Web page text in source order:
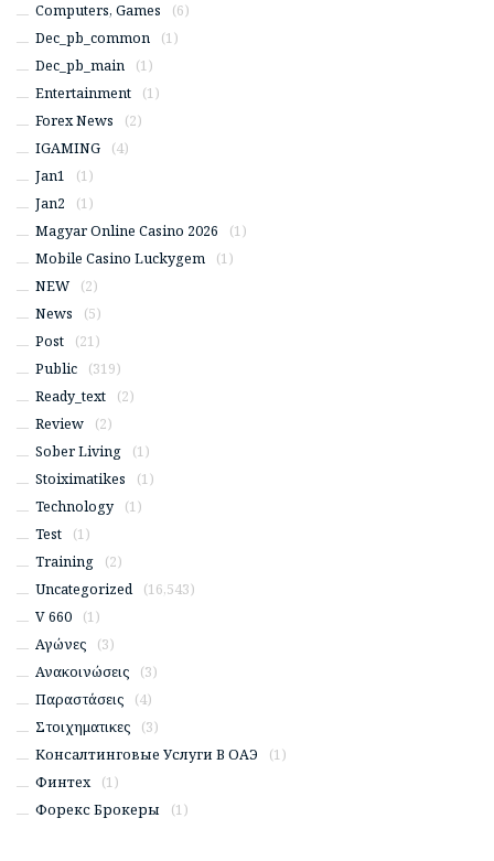
Computers, Games
(6)
Dec_pb_common
(1)
Dec_pb_main
(1)
Entertainment
(1)
Forex News
(2)
IGAMING
(4)
Jan1
(1)
Jan2
(1)
Magyar Online Casino 2026
(1)
Mobile Casino Luckygem
(1)
NEW
(2)
News
(5)
Post
(21)
Public
(319)
Ready_text
(2)
Review
(2)
Sober Living
(1)
Stoiximatikes
(1)
Technology
(1)
Test
(1)
Training
(2)
Uncategorized
(16,543)
V 660
(1)
Αγώνες
(3)
Ανακοινώσεις
(3)
Παραστάσεις
(4)
Στοιχηματικες
(3)
Консалтинговые Услуги В ОАЭ
(1)
Финтех
(1)
Форекс Брокеры
(1)